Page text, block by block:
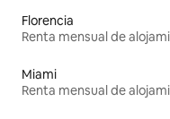
Florencia
Miami